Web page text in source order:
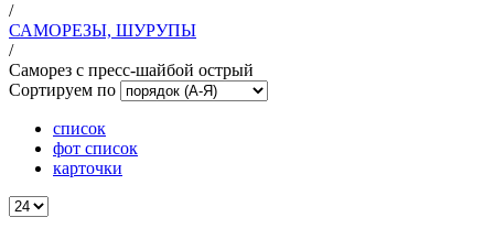
/
САМОРЕЗЫ, ШУРУПЫ
/
Саморез с пресс-шайбой острый
Сортируем по
список
фот список
карточки